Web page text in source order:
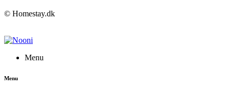
© Homestay.dk
Menu
Menu